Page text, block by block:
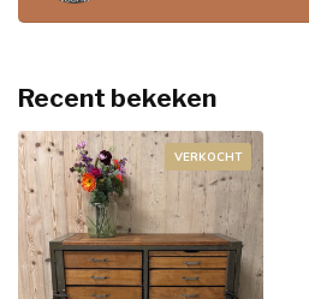
Recent bekeken
VERKOCHT